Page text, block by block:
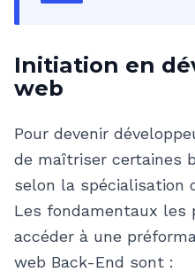
Initiation en
web
Pour devenir
de maîtriser certaines
selon la spécialisation
Les fondamentaux les
accéder à une
web Back-End sont :